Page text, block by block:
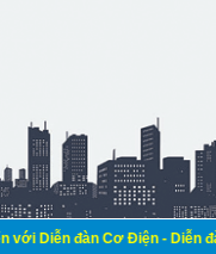
Cơ Điện - Diễn đàn Cơ